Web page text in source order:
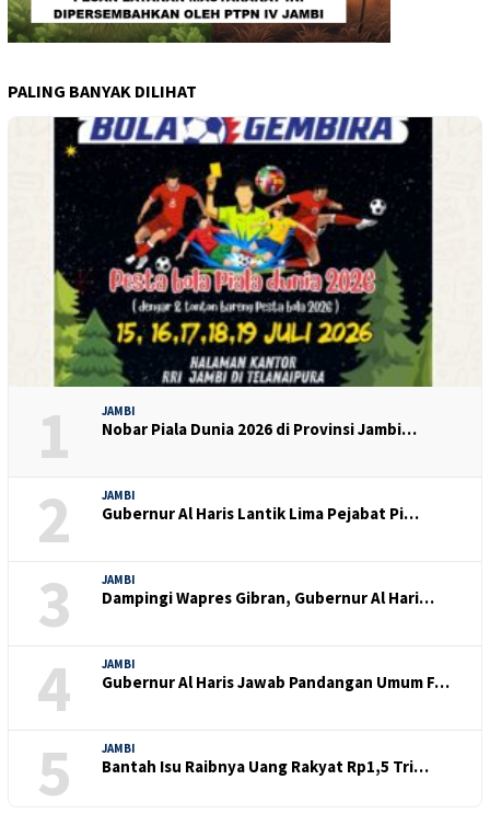
PALING BANYAK DILIHAT
1 JAMBI
Nobar Piala Dunia 2026 di Provinsi Jambi…
2 JAMBI
Gubernur Al Haris Lantik Lima Pejabat Pi…
3 JAMBI
Dampingi Wapres Gibran, Gubernur Al Hari…
4 JAMBI
Gubernur Al Haris Jawab Pandangan Umum F…
5 JAMBI
Bantah Isu Raibnya Uang Rakyat Rp1,5 Tri…